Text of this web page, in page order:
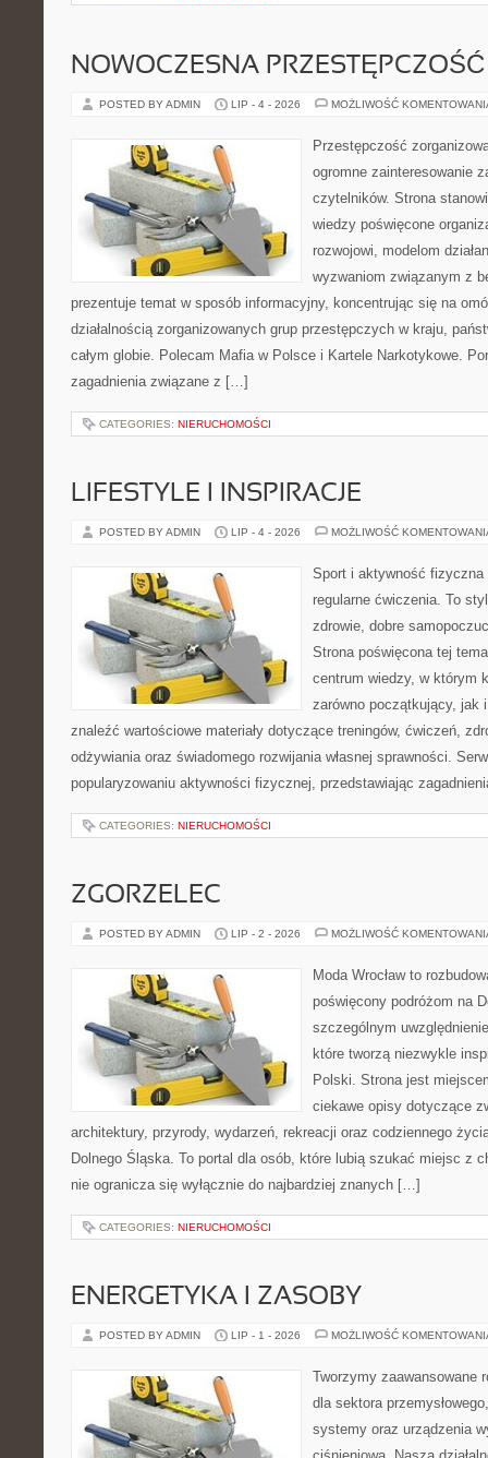
NOWOCZESNA PRZESTĘPCZOŚĆ
POSTED BY ADMIN LIP - 4 - 2026 MOŻLIWOŚĆ
Przestępczość
ogromne zainteresowanie
czytelników. Strona
wiedzy poświęcone
rozwojowi, modelom
wyzwaniom związanym z
prezentuje temat w sposób informacyjny, koncentrując się na
działalnością zorganizowanych grup przestępczych w kraju,
całym globie. Polecam Mafia w Polsce i Kartele Narkotykowe.
zagadnienia związane z […]
CATEGORIES: NIERUCHOMOŚCI
LIFESTYLE I INSPIRACJE
POSTED BY ADMIN LIP - 4 - 2026 MOŻLIWOŚĆ
Sport i aktywność
regularne ćwiczenia. To
zdrowie, dobre
Strona poświęcona tej
centrum wiedzy, w którym
zarówno początkujący, jak
znaleźć wartościowe materiały dotyczące treningów, ćwiczeń,
odżywiania oraz świadomego rozwijania własnej sprawności.
popularyzowaniu aktywności fizycznej, przedstawiając
CATEGORIES: NIERUCHOMOŚCI
ZGORZELEC
POSTED BY ADMIN LIP - 2 - 2026 MOŻLIWOŚĆ
Moda Wrocław to
poświęcony podróżom na
szczególnym
które tworzą niezwykle
Polski. Strona jest
ciekawe opisy dotyczące
architektury, przyrody, wydarzeń, rekreacji oraz codziennego
Dolnego Śląska. To portal dla osób, które lubią szukać miejsc z
nie ogranicza się wyłącznie do najbardziej znanych […]
CATEGORIES: NIERUCHOMOŚCI
ENERGETYKA I ZASOBY
POSTED BY ADMIN LIP - 1 - 2026 MOŻLIWOŚĆ
Tworzymy zaawansowane
dla sektora
systemy oraz urządzenia